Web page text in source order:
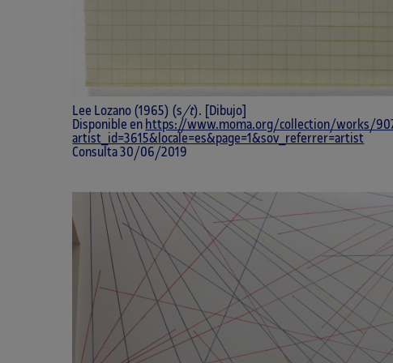
Lee Lozano (1965) (s/t). [Dibujo]
Disponible en https://www.moma.org/collection/works/
artist_id=3615&locale=es&page=1&sov_referrer=artist
Consulta 30/06/2019